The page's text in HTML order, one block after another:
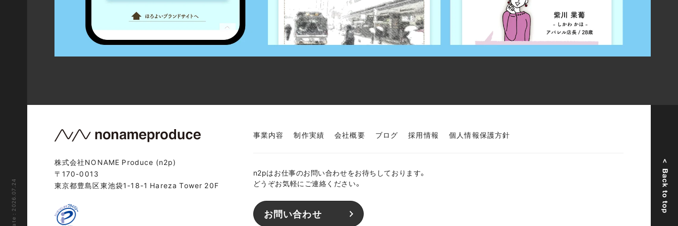
株式会社NONAME Produce (n2p)
〒170-0013
東京都豊島区東池袋1-18-1 Hareza Tower 20F
事業内容 制作実績 会社概要 ブログ 採用情報 個人情報保護方針
n2pはお仕事のお問い合わせをお待ちしております。
どうぞお気軽にご連絡ください。
お問い合わせ